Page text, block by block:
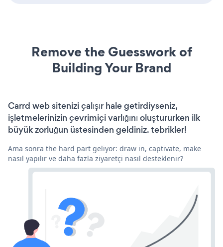
Remove the Guesswork of
Building Your Brand
Carrd web sitenizi çalışır hale getirdiyseniz,
işletmelerinizin çevrimiçi varlığını oluştururken ilk
büyük zorluğun üstesinden geldiniz. tebrikler!
Ama sonra the hard part geliyor: draw in, captivate, make
nasıl yapılır ve daha fazla ziyaretçi nasıl desteklenir?